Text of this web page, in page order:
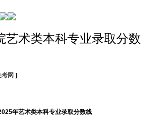
艺术类本科专业录取分数
网 ]
年艺术类本科专业录取分数线